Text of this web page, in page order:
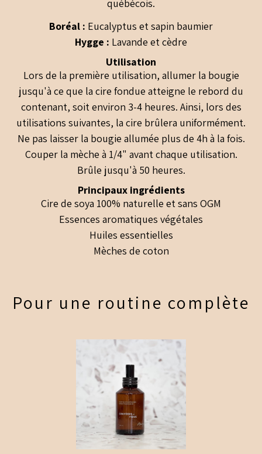
québécois.
Boréal : Eucalyptus et sapin baumier
Hygge : Lavande et cèdre
Utilisation
Lors de la première utilisation, allumer la bougie
jusqu'à ce que la cire fondue atteigne le rebord du
contenant, soit environ 3-4 heures. Ainsi, lors des
utilisations suivantes, la cire brûlera uniformément.
Ne pas laisser la bougie allumée plus de 4h à la fois.
Couper la mèche à 1/4" avant chaque utilisation.
Brûle jusqu'à 50 heures.
Principaux ingrédients
Cire de soya 100% naturelle et sans OGM
Essences aromatiques végétales
Huiles essentielles
Mèches de coton
Pour une routine complète